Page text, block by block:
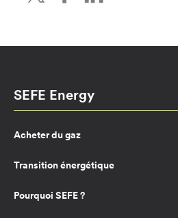
SEFE Energy
Acheter du gaz
Transition énergétique
Pourquoi SEFE ?